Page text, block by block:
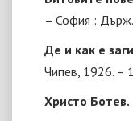
– София : Държ.
Де и как е
Чипев, 1926. –
Христо Ботев.